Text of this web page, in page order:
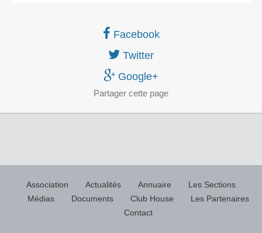
Facebook
Twitter
Google+
Partager cette page
Association Actualités Annuaire
Les Sections
Médias
Documents Club House
Les Partenaires
Contact